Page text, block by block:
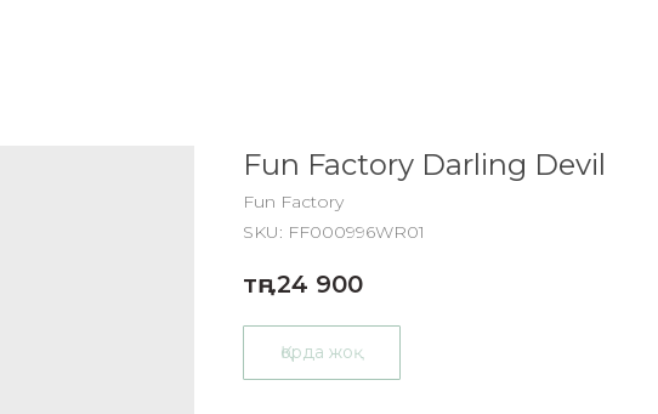
Fun Factory Darling Devil
Fun Factory
SKU: FF000996WR01
тңг.24 900
Қорда жоқ